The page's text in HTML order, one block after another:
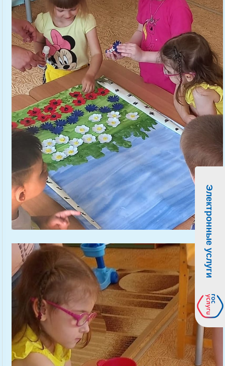
Электронные услуги